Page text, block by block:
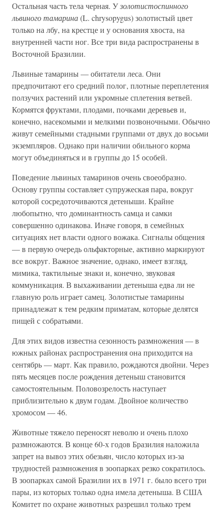
Остальная часть тела черная. Узолотистоспинного
львиного тамарина(L. chrysopygus) золотистый цвет
только на лбу, на крестце и у основания хвоста, на
внутренней части ног. Все три вида распространены в
Восточной Бразилии.
Львиные тамарины — обитатели леса. Они
предпочитают его средний полог, плотные переплетения
ползучих растений или укромные сплетения ветвей.
Кормятся фруктами, плодами, почками деревьев и,
конечно, насекомыми и мелкими позвоночными. Обычно
живут семейными стадными группами от двух до восьми
экземпляров. Однако при наличии обильного корма
могут объединяться и в группы до 15 особей.
Поведение львиных тамаринов очень своеобразно.
Основу группы составляет супружеская пара, вокруг
которой сосредоточиваются детеныши. Крайне
любопытно, что доминантность самца и самки
совершенно одинакова. Иначе говоря, в семейных
ситуациях нет власти одного вожака. Сигналы общения
— в первую очередь ольфакторные, активно маркируют
все вокруг. Важное значение, однако, имеет взгляд,
мимика, тактильные знаки и, конечно, звуковая
коммуникация. В выхаживании детеныша едва ли не
главную роль играет самец. Золотистые тамарины
принадлежат к тем редким приматам, которые делятся
пищей с собратьями.
Для этих видов известна сезонность размножения — в
южных районах распространения она приходится на
сентябрь — март. Как правило, рождаются двойни. Через
пять месяцев после рождения детеныш становится
самостоятельным. Половозрелость наступает
приблизительно к двум годам. Двойное количество
хромосом — 46.
Животные тяжело переносят неволю и очень плохо
размножаются. В конце 60-х годов Бразилия наложила
запрет на вывоз этих обезьян, число которых из-за
трудностей размножения в зоопарках резко сократилось.
В зоопарках самой Бразилии их в 1971 г. было всего три
пары, из которых только одна имела детеныша. В США
Комитет по охране животных разрешил только трем